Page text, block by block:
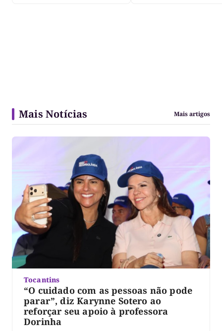
Mais Notícias Mais artigos
Tocantins
“O cuidado com as pessoas não pode
parar”, diz Karynne Sotero ao
reforçar seu apoio à professora
Dorinha